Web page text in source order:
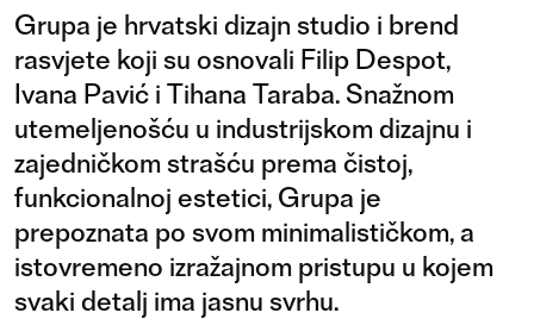
Grupa je hrvatski dizajn studio i brend
rasvjete koji su osnovali Filip Despot,
Ivana Pavić i Tihana Taraba. Snažnom
utemeljenošću u industrijskom dizajnu i
zajedničkom strašću prema čistoj,
funkcionalnoj estetici, Grupa je
prepoznata po svom minimalističkom, a
istovremeno izražajnom pristupu u kojem
svaki detalj ima jasnu svrhu.